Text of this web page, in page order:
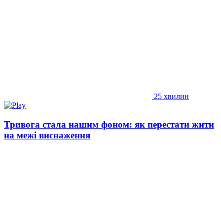
25 хвилин
Тривога стала нашим фоном: як перестати жити
на межі виснаження